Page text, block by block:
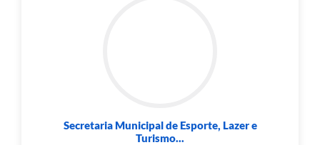
Secretaria Municipal de Esporte, Lazer e
Turismo...